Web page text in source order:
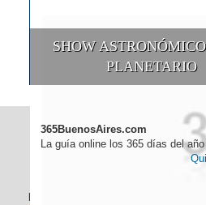
SHOW
PLANETARIO
365BuenosAires.com
La guía online los 365 días del año